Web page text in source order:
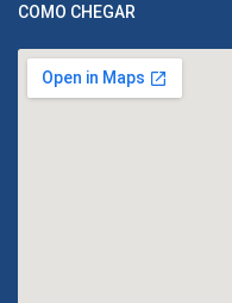
COMO CHEGAR